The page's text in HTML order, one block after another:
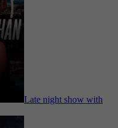
Late night show with